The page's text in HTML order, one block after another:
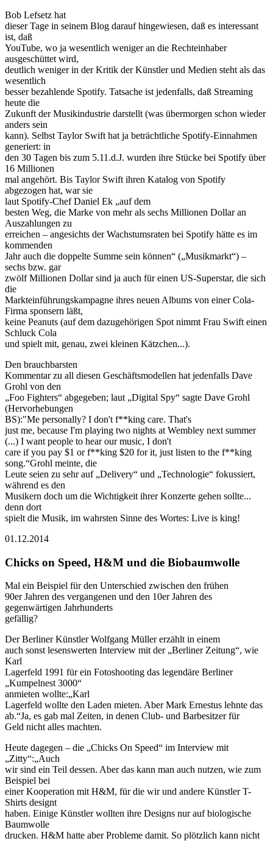
Bob Lefsetz hat
dieser Tage in seinem Blog darauf hingewiesen, daß es interessant
ist, daß
YouTube, wo ja wesentlich weniger an die Rechteinhaber
ausgeschüttet wird,
deutlich weniger in der Kritik der Künstler und Medien steht als das
wesentlich
besser bezahlende Spotify. Tatsache ist jedenfalls, daß Streaming
heute die
Zukunft der Musikindustrie darstellt (was übermorgen schon wieder
anders sein
kann). Selbst Taylor Swift hat ja beträchtliche Spotify-Einnahmen
generiert: in
den 30 Tagen bis zum 5.11.d.J. wurden ihre Stücke bei Spotify über
16 Millionen
mal angehört. Bis Taylor Swift ihren Katalog von Spotify
abgezogen hat, war sie
laut Spotify-Chef Daniel Ek „auf dem
besten Weg, die Marke von mehr als sechs Millionen Dollar an
Auszahlungen zu
erreichen – angesichts der Wachstumsraten bei Spotify hätte es im
kommenden
Jahr auch die doppelte Summe sein können“ („Musikmarkt“) –
sechs bzw. gar
zwölf Millionen Dollar sind ja auch für einen US-Superstar, die sich
die
Markteinführungskampagne ihres neuen Albums von einer Cola-
Firma sponsern läßt,
keine Peanuts (auf dem dazugehörigen Spot nimmt Frau Swift einen
Schluck Cola
und spielt mit, genau, zwei kleinen Kätzchen...).
Den brauchbarsten
Kommentar zu all diesen Geschäftsmodellen hat jedenfalls Dave
Grohl von den
„Foo Fighters“ abgegeben; laut „Digital Spy“ sagte Dave Grohl
(Hervorhebungen
BS):"Me personally? I don't f**king care. That's
just me, because I'm playing two nights at Wembley next summer
(...) I want people to hear our music, I don't
care if you pay $1 or f**king $20 for it, just listen to the f**king
song.“Grohl meinte, die
Leute seien zu sehr auf „Delivery“ und „Technologie“ fokussiert,
während es den
Musikern doch um die Wichtigkeit ihrer Konzerte gehen sollte...
denn dort
spielt die Musik, im wahrsten Sinne des Wortes: Live is king!
01.12.2014
Chicks on Speed, H&M und die Biobaumwolle
Mal ein Beispiel für den Unterschied zwischen den frühen
90er Jahren des vergangenen und den 10er Jahren des
gegenwärtigen Jahrhunderts
gefällig?
Der Berliner Künstler Wolfgang Müller erzählt in einem
auch sonst lesenswerten Interview mit der „Berliner Zeitung“, wie
Karl
Lagerfeld 1991 für ein Fotoshooting das legendäre Berliner
„Kumpelnest 3000“
anmieten wollte:„Karl
Lagerfeld wollte den Laden mieten. Aber Mark Ernestus lehnte das
ab.“Ja, es gab mal Zeiten, in denen Club- und Barbesitzer für
Geld nicht alles machten.
Heute dagegen – die „Chicks On Speed“ im Interview mit
„Zitty“:„Auch
wir sind ein Teil dessen. Aber das kann man auch nutzen, wie zum
Beispiel bei
einer Kooperation mit H&M, für die wir und andere Künstler T-
Shirts designt
haben. Einige Künstler wollten ihre Designs nur auf biologische
Baumwolle
drucken. H&M hatte aber Probleme damit. So plötzlich kann nicht